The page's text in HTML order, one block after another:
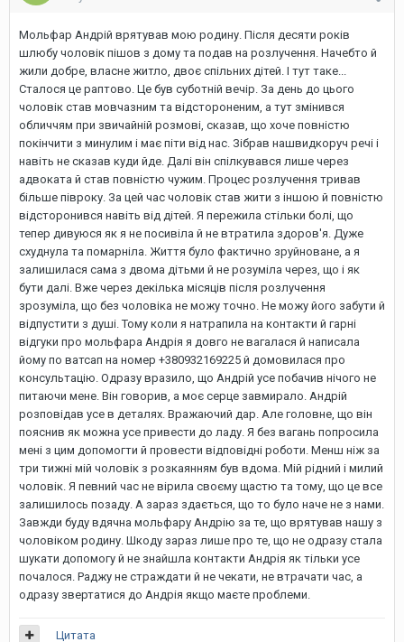
Мольфар Андрій врятував мою родину. Після десяти років
шлюбу чоловік пішов з дому та подав на розлучення. Начебто й
жили добре, власне житло, двоє спільних дітей. І тут таке...
Сталося це раптово. Це був суботній вечір. За день до цього
чоловік став мовчазним та відстороненим, а тут змінився
обличчям при звичайній розмові, сказав, що хоче повністю
покінчити з минулим і має піти від нас. Зібрав нашвидкоруч речі і
навіть не сказав куди йде. Далі він спілкувався лише через
адвоката й став повністю чужим. Процес розлучення тривав
більше півроку. За цей час чоловік став жити з іншою й повністю
відсторонився навіть від дітей. Я пережила стільки болі, що
тепер дивуюся як я не посивіла й не втратила здоров'я. Дуже
схуднула та помарніла. Життя було фактично зруйноване, а я
залишилася сама з двома дітьми й не розуміла через, що і як
бути далі. Вже через декілька місяців після розлучення
зрозуміла, що без чоловіка не можу точно. Не можу його забути й
відпустити з душі. Тому коли я натрапила на контакти й гарні
відгуки про мольфара Андрія я довго не вагалася й написала
йому по ватсап на номер +380932169225 й домовилася про
консультацію. Одразу вразило, що Андрій усе побачив нічого не
питаючи мене. Він говорив, а моє серце завмирало. Андрій
розповідав усе в деталях. Вражаючий дар. Але головне, що він
пояснив як можна усе привести до ладу. Я без вагань попросила
мені з цим допомогти й провести відповідні роботи. Менш ніж за
три тижні мій чоловік з розкаянням був вдома. Мій рідний і милий
чоловік. Я певний час не вірила своєму щастю та тому, що це все
залишилось позаду. А зараз здається, що то було наче не з нами.
Завжди буду вдячна мольфару Андрію за те, що врятував нашу з
чоловіком родину. Шкоду зараз лише про те, що не одразу стала
шукати допомогу й не знайшла контакти Андрія як тільки усе
почалося. Раджу не страждати й не чекати, не втрачати час, а
одразу звертатися до Андрія якщо маєте проблеми.
Цитата